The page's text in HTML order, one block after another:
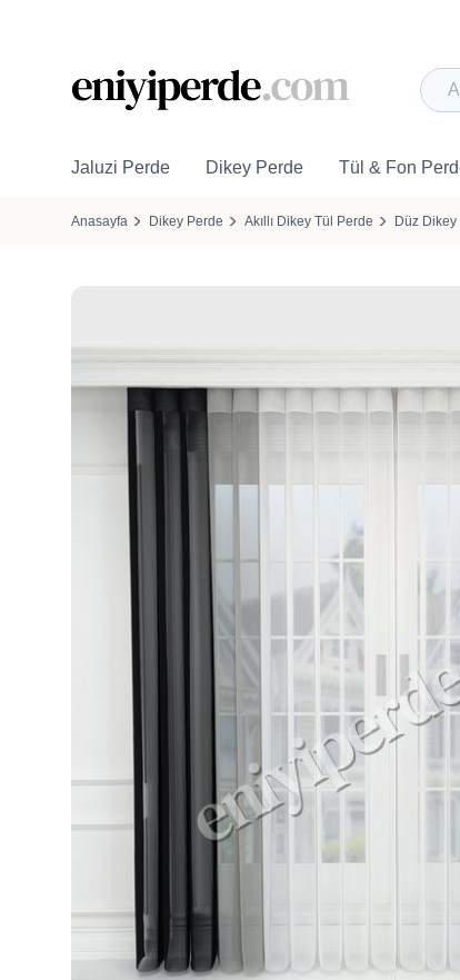
Jaluzi Perde Dikey Perde Tül & Fon
Anasayfa Dikey Perde Akıllı Dikey Tül Perde Düz